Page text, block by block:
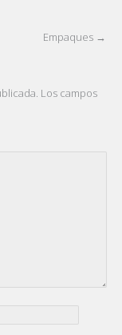
Empaques →
Los campos